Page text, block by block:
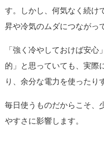
す。しかし、何気なく続け
昇や冷気のムダにつながっ
「強く冷やしておけば安
的」と思っていても、実際
り、余分な電力を使ったり
毎日使うものだからこそ、
やすさに影響します。